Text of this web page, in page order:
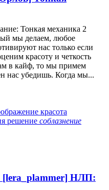
Тонкая механика 2
мы делаем, любое
нас только если
красоту и четкость
в кайф, то мы примем
нас убедишь. Когда мы...
красота
решение соблазнение
[lera_plammer] НЛП: